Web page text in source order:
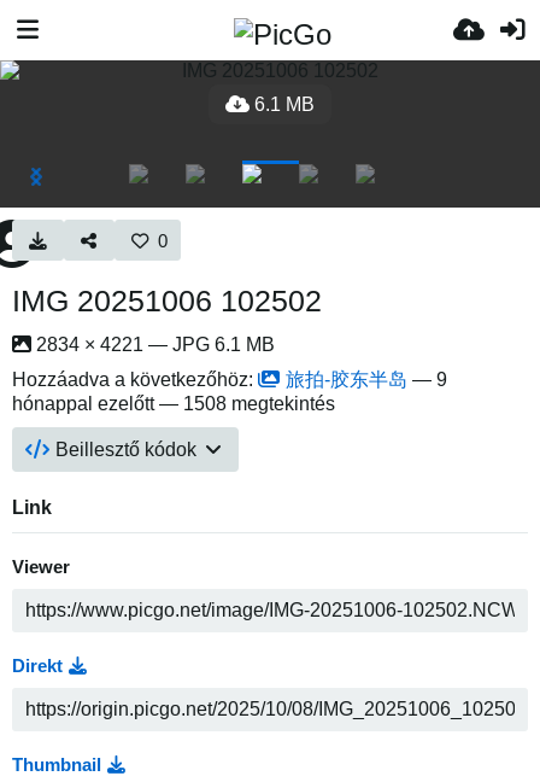
6.1 MB
0
IMG 20251006 102502
2834 × 4221 — JPG 6.1 MB
Hozzáadva a következőhöz:
旅拍-胶东半岛 — 9
hónappal ezelőtt— 1508 megtekintés
Beillesztő kódok
Link
Viewer
Direkt
Thumbnail